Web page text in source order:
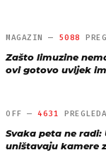
MAGAZIN — 5088
Zašto limuzine
ovi gotovo uvijek
OFF —4631 PREGLEDA
Svaka peta ne radi:
uništavaju kamere